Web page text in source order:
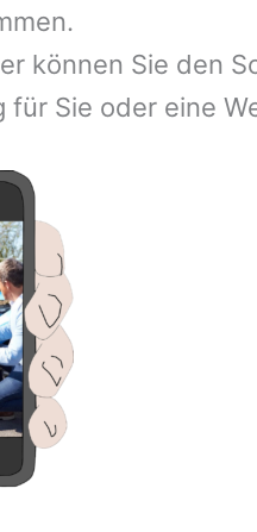
können Sie den
für Sie oder eine